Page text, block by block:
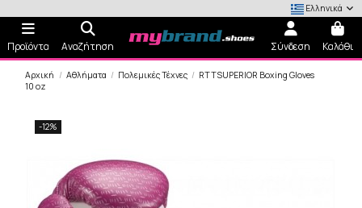
Ελληνικά
Προϊόντα Αναζήτηση Σύνδεση Καλάθι
Αρχική Αθλήματα Πολεμικές Τέχνες
RTTSUPERIOR Boxing Gloves
10 oz
-12%